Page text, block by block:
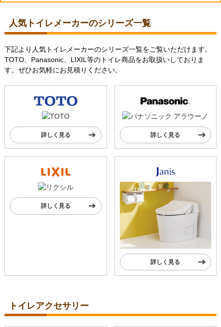
人気トイレメーカーのシリーズ一覧
下記より人気トイレメーカーのシリーズ一覧をご覧いただけます。
TOTO、Panasonic、LIXIL等のトイレ商品をお取扱いしておりま
す。ぜひお気軽にお見積りください。
詳しく見る 詳しく見る
詳しく見る
詳しく見る
トイレアクセサリー